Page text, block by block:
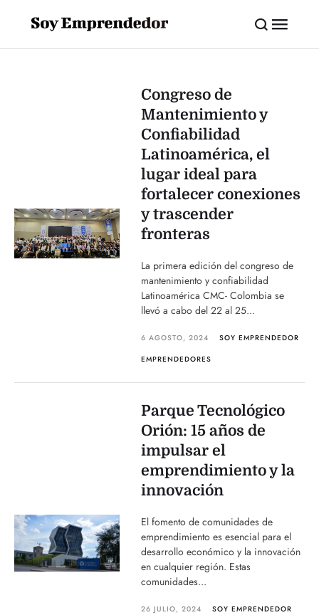
Congreso de
Mantenimiento y
Confiabilidad
Latinoamérica, el
lugar ideal para
fortalecer conexiones
y trascender
fronteras
La primera edición del congreso de
mantenimiento y confiabilidad
Latinoamérica CMC- Colombia se
llevó a cabo del 22 al 25...
6 AGOSTO, 2024
SOY EMPRENDEDOR
EMPRENDEDORES
Parque Tecnológico
Orión: 15 años de
impulsar el
emprendimiento y la
innovación
El fomento de comunidades de
emprendimiento es esencial para el
desarrollo económico y la innovación
en cualquier región. Estas
comunidades...
26 JULIO, 2024
SOY EMPRENDEDOR